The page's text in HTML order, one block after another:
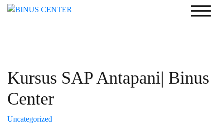
Kursus SAP Antapani| Binus
Center
Uncategorized